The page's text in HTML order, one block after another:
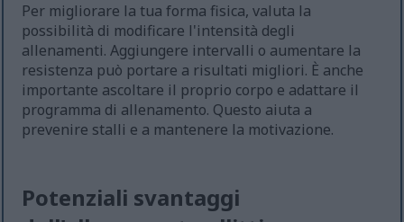
Per migliorare la tua forma fisica, valuta la
possibilità di modificare l'intensità degli
allenamenti. Aggiungere intervalli o aumentare la
resistenza può portare a risultati migliori. È anche
importante ascoltare il proprio corpo e adattare il
programma di allenamento. Questo aiuta a
prevenire stalli e a mantenere la motivazione.
Potenziali svantaggi